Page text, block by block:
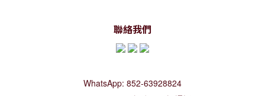
聯絡我們
WhatsApp: 852-63928824